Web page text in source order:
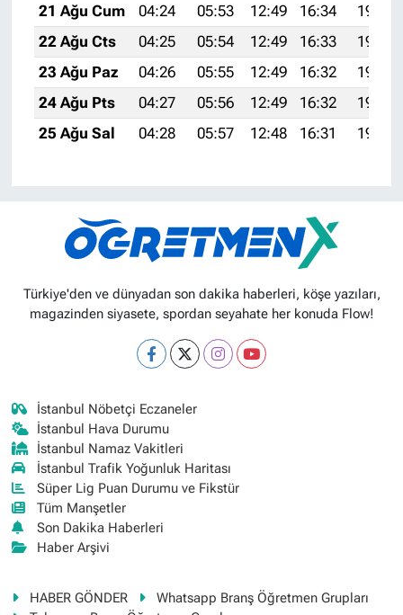
21 Ağu Cum
04:24 05:53 12:49 16:34
19:36
22 Ağu Cts
04:25 05:54 12:49 16:33
19:34
23 Ağu Paz
04:26 05:55 12:49 16:32
19:33
24 Ağu Pts
04:27 05:56 12:49 16:32
19:31
25 Ağu Sal
04:28 05:57 12:48 16:31 19:30
Türkiye'den ve dünyadan son dakika haberleri, köşe yazıları,
magazinden siyasete, spordan seyahate her konuda Flow!
İstanbul Nöbetçi Eczaneler
İstanbul Hava Durumu
İstanbul Namaz Vakitleri
İstanbul Trafik Yoğunluk Haritası
Süper Lig Puan Durumu ve Fikstür
Tüm Manşetler
Son Dakika Haberleri
Haber Arşivi
HABER GÖNDER
Whatsapp Branş Öğretmen Grupları